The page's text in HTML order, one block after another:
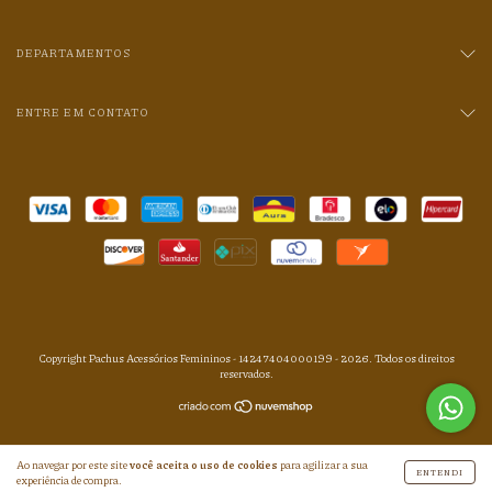
Ao navegar por este sitevocê aceita o uso de cookies para agilizar a sua
experiência de compra.
ENTENDI
DEPARTAMENTOS
ENTRE EM CONTATO
Copyright Pachus Acessórios Femininos - 14247404000199 - 2026. Todos os direitos
reservados.